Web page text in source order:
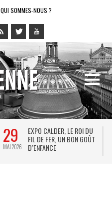
QUI SOMMES-NOUS ?
29
MAI 2026
EXPO CALDER, LE ROI DU
FIL DE FER, UN BON GOÛT
D’ENFANCE